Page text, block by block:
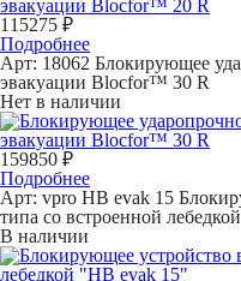
115275 ₽
Подробнее
Арт: 18062 Блокирующее
эвакуации Blocfor™ 30 R
Нет в наличии
159850 ₽
Подробнее
Арт: vpro HB evak 15
типа со встроенной
В наличии